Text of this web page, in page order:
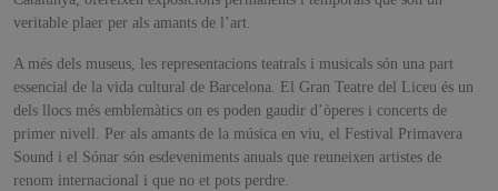
veritable plaer per als amants de l’art.
A més dels museus, les representacions teatrals i musicals són una part
essencial de la vida cultural de Barcelona. El Gran Teatre del Liceu és un
dels llocs més emblemàtics on es poden gaudir d’òperes i concerts de
primer nivell. Per als amants de la música en viu, el Festival Primavera
Sound i el Sónar són esdeveniments anuals que reuneixen artistes de
renom internacional i que no et pots perdre.